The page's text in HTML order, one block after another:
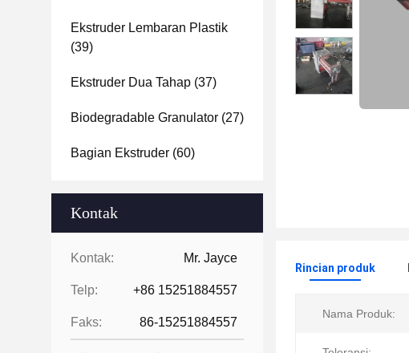
Ekstruder Lembaran Plastik
(39)
Ekstruder Dua Tahap (37)
Biodegradable Granulator (27)
Bagian Ekstruder (60)
Kontak
Kontak: Mr. Jayce
Telp: +86 15251884557
Faks: 86-15251884557
Rincian produk
Nama Produk: